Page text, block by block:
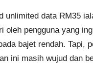
unlimited data RM35
oleh pengguna yang
bajet rendah. Tapi,
ini masih wujud dan